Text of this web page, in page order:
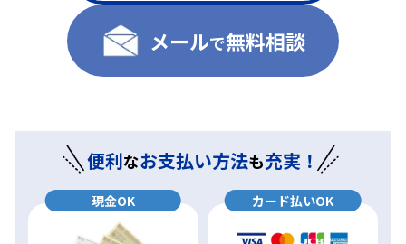
メールで無料相談
便利なお支払い方法も充実！
現金OK カード払いOK